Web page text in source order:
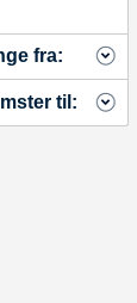
fra:
til: